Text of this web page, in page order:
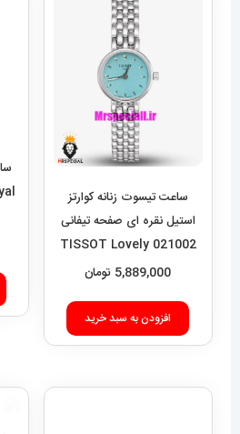
ساعت تیسوت زنانه کوارتز
استیل نقره ای صفحه تیفانی
021002 TISSOT Lovely
5,889,000 تومان
افزودن به سبد خرید